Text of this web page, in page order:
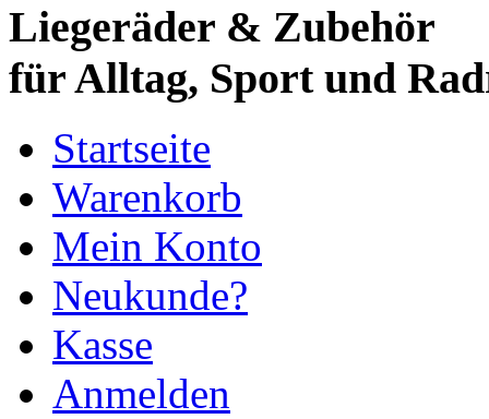
Liegeräder & Zubehör
für Alltag, Sport und
Startseite
Warenkorb
Mein Konto
Neukunde?
Kasse
Anmelden